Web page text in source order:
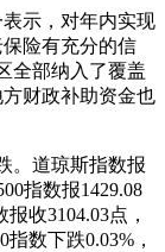
示，对年内实现
险有充分的信
全部纳入了覆盖
财政补助资金也
道琼斯指数报
指数报1429.08
收3104.03点，
数下跌0.03%，